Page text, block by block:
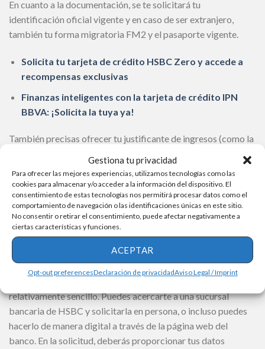
Gestiona tu privacidad
Para ofrecer las mejores experiencias, utilizamos tecnologías como las
cookies para almacenar y/o acceder a la información del dispositivo. El
consentimiento de estas tecnologías nos permitirá procesar datos como el
comportamiento de navegación o las identificaciones únicas en este sitio.
No consentir o retirar el consentimiento, puede afectar negativamente a
ciertas características y funciones.
ACEPTAR
Opt-out preferencesDeclaración de privacidadAviso Legal / Imprint
En cuanto a la documentación, se te solicitará tu
identificación oficial vigente y en caso de ser extranjero,
también tu forma migratoria FM2 y el pasaporte vigente.
Solicita tu tarjeta de crédito HSBC Zero y accede a
recompensas exclusivas
Finanzas inteligentes con la tarjeta de crédito IPN
BBVA: ¡Solicita la tuya ya!
También precisas ofrecer tu justificante de ingresos (como la
tarjeta de crédito de otro banco o tus últimos dos recibos de
nómina) y un justificante de domicilio, para lo cual servirá la
credencial de elector si tiene la dirección actualizada o en su
defecto, recibo de luz, o predial mientras no tengan más de 2
meses de antigüedad.
¿Cómo solicitar la tarjeta de crédito HSBC AIR?
relativamente sencillo. Puedes acercarte a una sucursal
bancaria de HSBC y solicitarla en persona, o incluso puedes
hacerlo de manera digital a través de la página web del
banco. En la solicitud, deberás proporcionar tus datos